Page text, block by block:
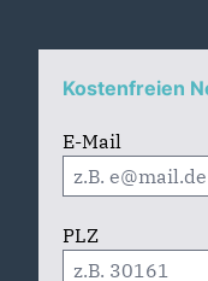
Kostenfreien
E-Mail
PLZ